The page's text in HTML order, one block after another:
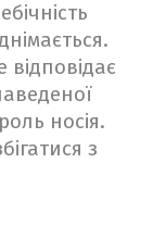
відповідає
носія.
з